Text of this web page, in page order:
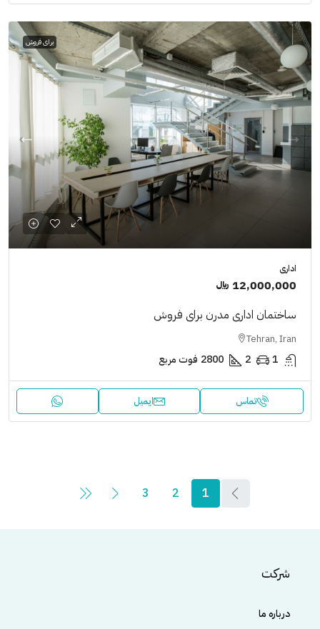
برای فروش
اداری
12,000,000 ﷼
ساختمان اداری مدرن برای فروش
Tehran, Iran
1
2
2800 فوت مربع
تماس ایمیل
1
2
3
شرکت
درباره ما